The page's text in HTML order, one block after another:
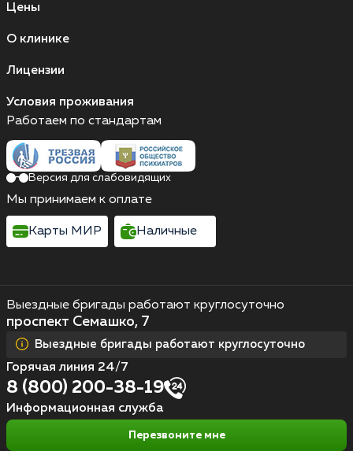
Цены
О клинике
Лицензии
Условия проживания
Выездные бригады работают круглосуточно
проспект Семашко, 7
Выездные бригады работают круглосуточно
Горячая линия 24/7
8 (800) 200-38-19
Информационная служба
Перезвоните мне
Работаем по стандартам
Версия для слабовидящих
Мы принимаем к оплате
Карты МИР Наличные